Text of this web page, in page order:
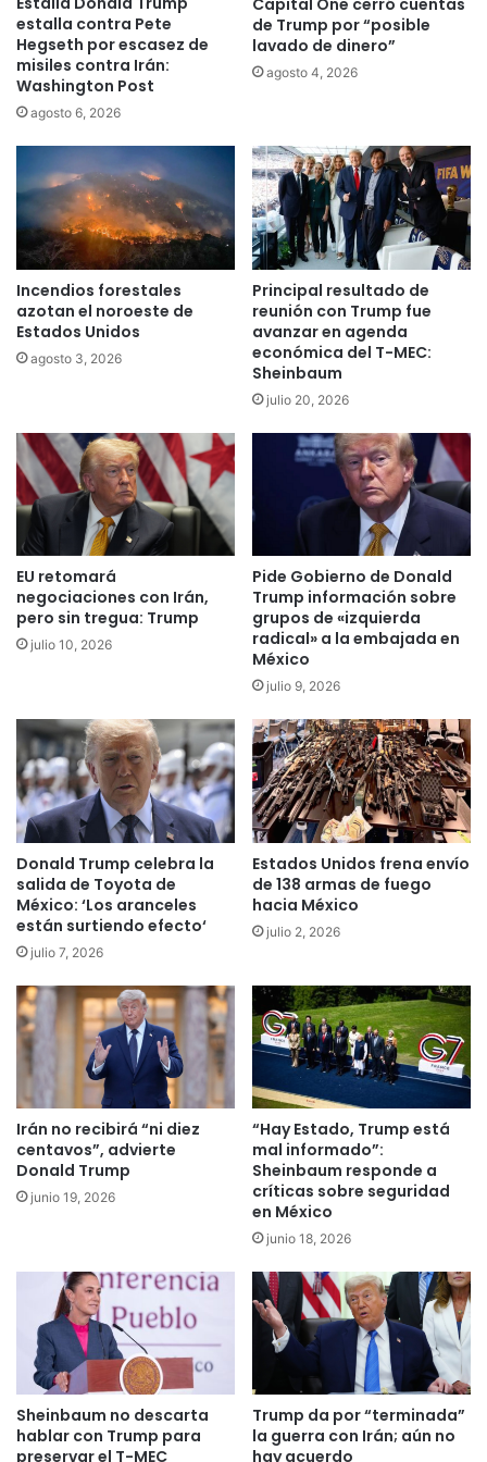
estalla contra Pete
Hegseth por escasez de
misiles contra Irán:
Washington Post
agosto 6, 2026
de Trump por “posible
lavado de dinero”
agosto 4, 2026
Incendios forestales
azotan el noroeste de
Estados Unidos
agosto 3, 2026
Principal resultado de
reunión con Trump fue
avanzar en agenda
económica del T-MEC:
Sheinbaum
julio 20, 2026
EU retomará
negociaciones con Irán,
pero sin tregua: Trump
julio 10, 2026
Pide Gobierno de Donald
Trump información sobre
grupos de «izquierda
radical» a la embajada en
México
julio 9, 2026
Donald Trump celebra la
salida de Toyota de
México: ‘Los aranceles
están surtiendo efecto‘
julio 7, 2026
Estados Unidos frena envío
de 138 armas de fuego
hacia México
julio 2, 2026
Irán no recibirá “ni diez
centavos”, advierte
Donald Trump
junio 19, 2026
“Hay Estado, Trump está
mal informado”:
Sheinbaum responde a
críticas sobre seguridad
en México
junio 18, 2026
Sheinbaum no descarta
hablar con Trump para
preservar el T-MEC
Trump da por “terminada”
la guerra con Irán; aún no
hay acuerdo